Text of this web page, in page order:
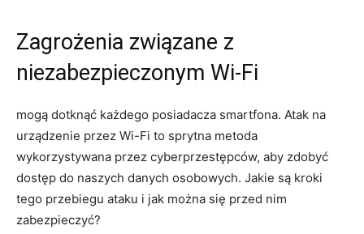
Zagrożenia związane z
niezabezpieczonym Wi-Fi
mogą dotknąć każdego posiadacza smartfona. Atak na
urządzenie przez Wi-Fi to sprytna metoda
wykorzystywana przez cyberprzestępców, aby zdobyć
dostęp do naszych danych osobowych. Jakie są kroki
tego przebiegu ataku i jak można się przed nim
zabezpieczyć?